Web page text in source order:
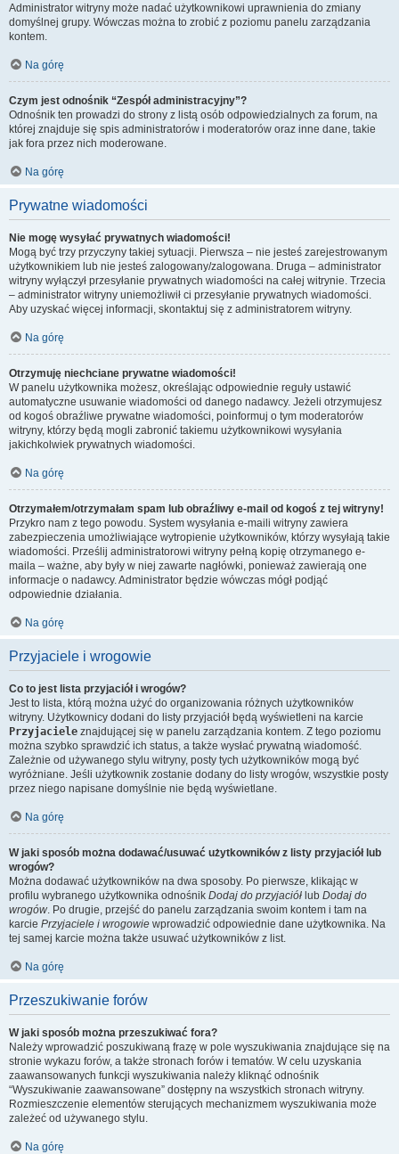
Administrator witryny może nadać użytkownikowi uprawnienia do zmiany
domyślnej grupy. Wówczas można to zrobić z poziomu panelu zarządzania
kontem.
Na górę
Czym jest odnośnik “Zespół administracyjny”?
Odnośnik ten prowadzi do strony z listą osób odpowiedzialnych za forum, na
której znajduje się spis administratorów i moderatorów oraz inne dane, takie
jak fora przez nich moderowane.
Na górę
Prywatne wiadomości
Nie mogę wysyłać prywatnych wiadomości!
Mogą być trzy przyczyny takiej sytuacji. Pierwsza – nie jesteś zarejestrowanym
użytkownikiem lub nie jesteś zalogowany/zalogowana. Druga – administrator
witryny wyłączył przesyłanie prywatnych wiadomości na całej witrynie. Trzecia
– administrator witryny uniemożliwił ci przesyłanie prywatnych wiadomości.
Aby uzyskać więcej informacji, skontaktuj się z administratorem witryny.
Na górę
Otrzymuję niechciane prywatne wiadomości!
W panelu użytkownika możesz, określając odpowiednie reguły ustawić
automatyczne usuwanie wiadomości od danego nadawcy. Jeżeli otrzymujesz
od kogoś obraźliwe prywatne wiadomości, poinformuj o tym moderatorów
witryny, którzy będą mogli zabronić takiemu użytkownikowi wysyłania
jakichkolwiek prywatnych wiadomości.
Na górę
Otrzymałem/otrzymałam spam lub obraźliwy e-mail od kogoś z tej witryny!
Przykro nam z tego powodu. System wysyłania e-maili witryny zawiera
zabezpieczenia umożliwiające wytropienie użytkowników, którzy wysyłają takie
wiadomości. Prześlij administratorowi witryny pełną kopię otrzymanego e-
maila – ważne, aby były w niej zawarte nagłówki, ponieważ zawierają one
informacje o nadawcy. Administrator będzie wówczas mógł podjąć
odpowiednie działania.
Na górę
Przyjaciele i wrogowie
Co to jest lista przyjaciół i wrogów?
Jest to lista, którą można użyć do organizowania różnych użytkowników
witryny. Użytkownicy dodani do listy przyjaciół będą wyświetleni na karcie
Przyjaciele znajdującej się w panelu zarządzania kontem. Z tego poziomu
można szybko sprawdzić ich status, a także wysłać prywatną wiadomość.
Zależnie od używanego stylu witryny, posty tych użytkowników mogą być
wyróżniane. Jeśli użytkownik zostanie dodany do listy wrogów, wszystkie posty
przez niego napisane domyślnie nie będą wyświetlane.
Na górę
W jaki sposób można dodawać/usuwać użytkowników z listy przyjaciół lub
wrogów?
Można dodawać użytkowników na dwa sposoby. Po pierwsze, klikając w
profilu wybranego użytkownika odnośnik Dodaj do przyjaciół lub Dodaj do
wrogów. Po drugie, przejść do panelu zarządzania swoim kontem i tam na
karcie Przyjaciele i wrogowie wprowadzić odpowiednie dane użytkownika. Na
tej samej karcie można także usuwać użytkowników z list.
Na górę
Przeszukiwanie forów
W jaki sposób można przeszukiwać fora?
Należy wprowadzić poszukiwaną frazę w pole wyszukiwania znajdujące się na
stronie wykazu forów, a także stronach forów i tematów. W celu uzyskania
zaawansowanych funkcji wyszukiwania należy kliknąć odnośnik
“Wyszukiwanie zaawansowane” dostępny na wszystkich stronach witryny.
Rozmieszczenie elementów sterujących mechanizmem wyszukiwania może
zależeć od używanego stylu.
Na górę